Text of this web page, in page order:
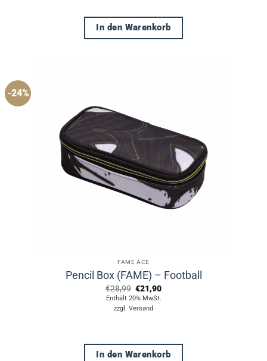
In den Warenkorb
-24%
FAME ACE
Pencil Box (FAME) – Football
€28,99 Ursprünglicher
Preis
war:
€28,99
€21,90Aktueller
Enthält 20% MwSt.
zzgl. Versand
In den Warenkorb